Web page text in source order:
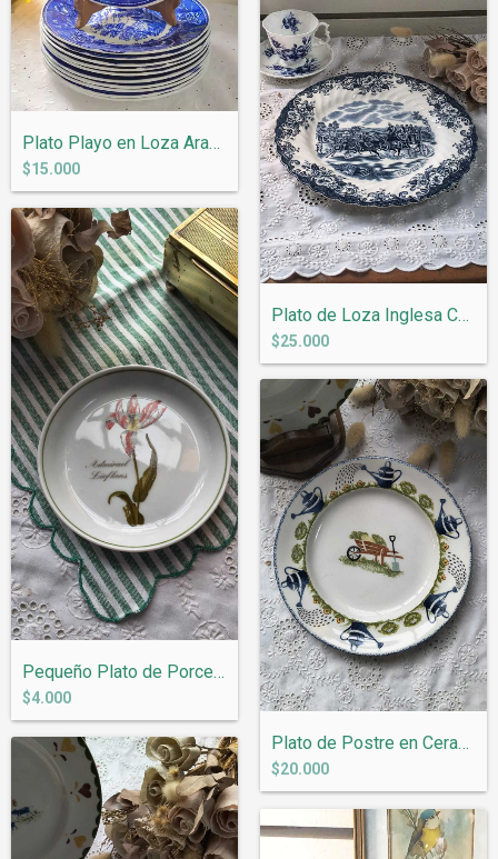
Plato Playo en Loza Arabia Finland con E...
$15.000
Plato de Loza Inglesa Coaching Scenes Jo...
$25.000
Pequeño Plato de Porcelana Holandesa Hol...
$4.000
Plato de Postre en Ceramica Inglesa Wood...
$20.000